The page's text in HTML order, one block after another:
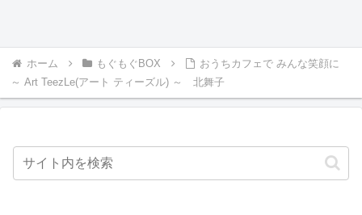
ホーム もぐもぐBOX
おうちカフェで みんな笑顔に
～ Art TeezLe(アート ティーズル) ～ 北舞子